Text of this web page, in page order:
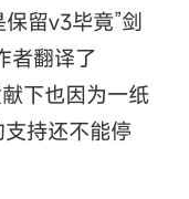
留v3毕竟”剑
者翻译了
下也因为一纸
持还不能停